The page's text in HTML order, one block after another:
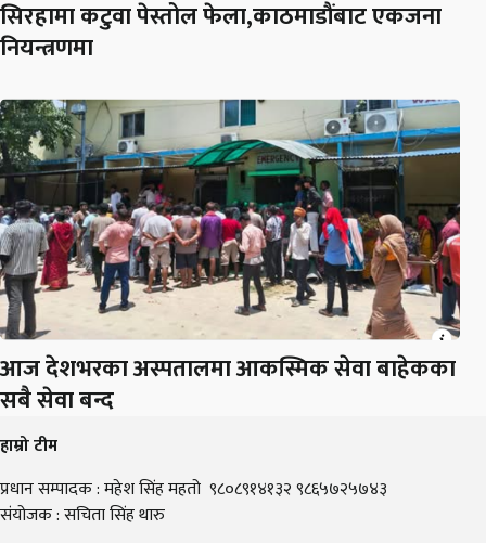
सिरहामा कटुवा पेस्तोल फेला,काठमाडौंबाट एकजना
नियन्त्रणमा
आज देशभरका अस्पतालमा आकस्मिक सेवा बाहेकका
सबै सेवा बन्द
हाम्रो टीम
प्रधान सम्पादक : महेश सिंह महतो ९८०८९१४१३२ ९८६५७२५७४३
संयोजक : सचिता सिंह थारु